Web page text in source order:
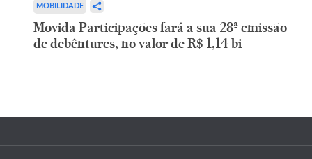
MOBILIDADE
Movida Participações fará a sua 28ª emissão
de debêntures, no valor de R$ 1,14 bi